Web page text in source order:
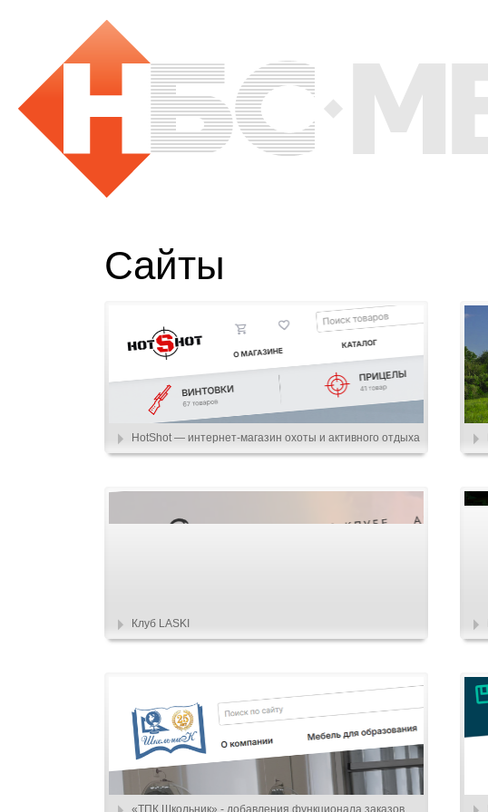
Сайты
HotShot — интернет-магазин охоты и активного отдыха
Клуб LASKI
«ТПК Школьник» - добавления функционала заказов